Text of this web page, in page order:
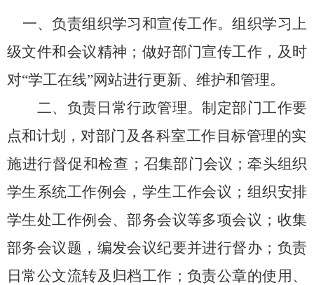
一、负责组织学习和宣传工作。组织学习上
级文件和会议精神 ；做好部门宣传工作，及时
对“学工在线”网站进行更新、 维护和管理。
二、 负责日常行政管理。制定部门工作要
点和计划， 对部门及各科室工作目标管理的实
施进行督促和检查 ； 召集部门会议 ；牵头组织
学生系统工作例会，学生工作会议；组织安排
学生处工作例会、部务会议等多项会议；收集
部务会议题，编发会议纪要并进行督办；负责
日常公文流转及归档工作；负责公章的使用、